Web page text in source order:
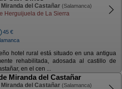
Miranda del Castañar (Salamanca)
Herguijuela de La Sierra
45 €
hotel rural está situado en una antigua
rehabilitada, adosada al castillo de
en el cen ...
Miranda del Castañar
Miranda del Castañar (Salamanca)